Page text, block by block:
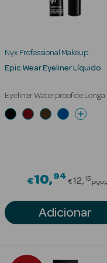
Rosto e
Ver Tudo
Cosmética
Séruns Faciais
Creme de Olhos
envelhecimento
Nyx Professional Makeup
Epic Wear Eyeliner Líquido
Eyeliner Waterproof de Longa
Duração
€10 94Price
€12 15
Adicionar